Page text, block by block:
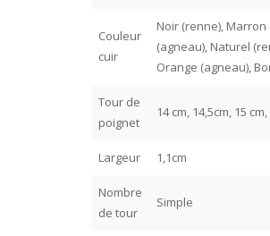
Couleur
cuir
Noir (renne),
(agneau), Naturel
Orange (agneau),
Tour de
poignet
14 cm, 14,5cm, 15
Largeur 1,1cm
Nombre
de tour
Simple